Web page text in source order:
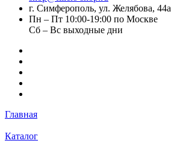
г. Симферополь, ул. Желябова, 44а
Пн – Пт 10:00-19:00 по Москве
Сб – Вс выходные дни
Главная
Каталог